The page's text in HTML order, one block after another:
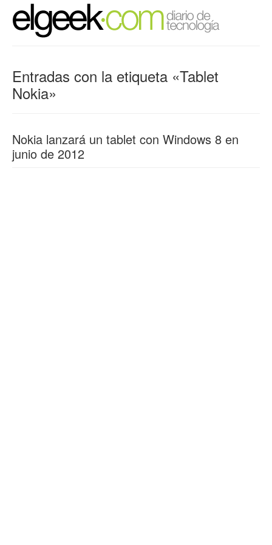
Entradas con la etiqueta «Tablet
Nokia»
Nokia lanzará un tablet con Windows 8 en
junio de 2012